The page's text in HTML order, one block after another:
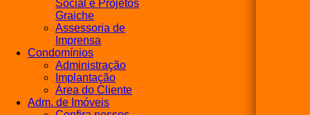
Social e Projetos
Graiche
Assessoria de
Imprensa
Condomínios
Administração
Implantação
Área do Cliente
Adm. de Imóveis